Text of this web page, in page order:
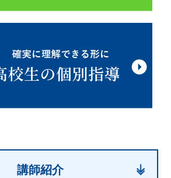
講師紹介